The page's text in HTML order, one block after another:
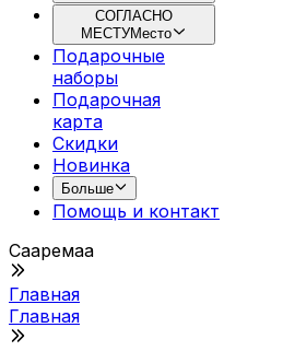
СОГЛАСНО
МЕСТУМесто
Подарочные
наборы
Подарочная
картa
Скидки
Новинка
Больше
Помощь и контакт
Сааремаа
Главная
Главная